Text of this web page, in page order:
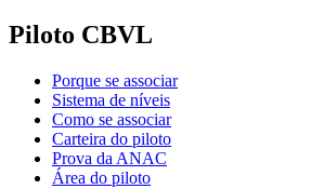
Piloto CBVL
Porque se associar
Sistema de níveis
Como se associar
Carteira do piloto
Prova da ANAC
Área do piloto